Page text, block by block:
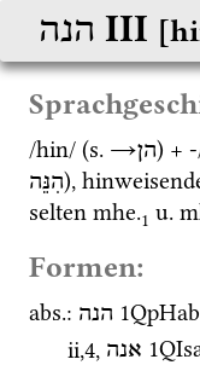
הנה ‎ III
/hin/ (s. →הן) +
הִנֵּה),
selten mhe.1 u.
Formen:
abs.: הנה 1QpHab
ii,4, אנה